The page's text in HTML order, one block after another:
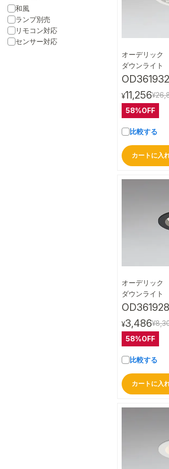
和風
ランプ別売
リモコン対応
センサー対応
オーデリック
ダウンライト
¥11,256
58%OFF
比較する
カートに入
オーデリック
ダウンライト
¥3,486
58%OFF
比較する
カートに入